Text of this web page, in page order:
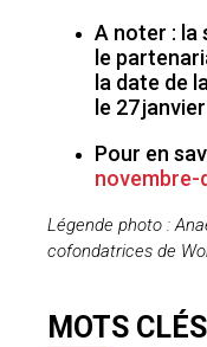
A noter : la
le
la date de
le 27
Pour en
novembre-
Légende photo :
cofondatrices de
MOTS CLÉS